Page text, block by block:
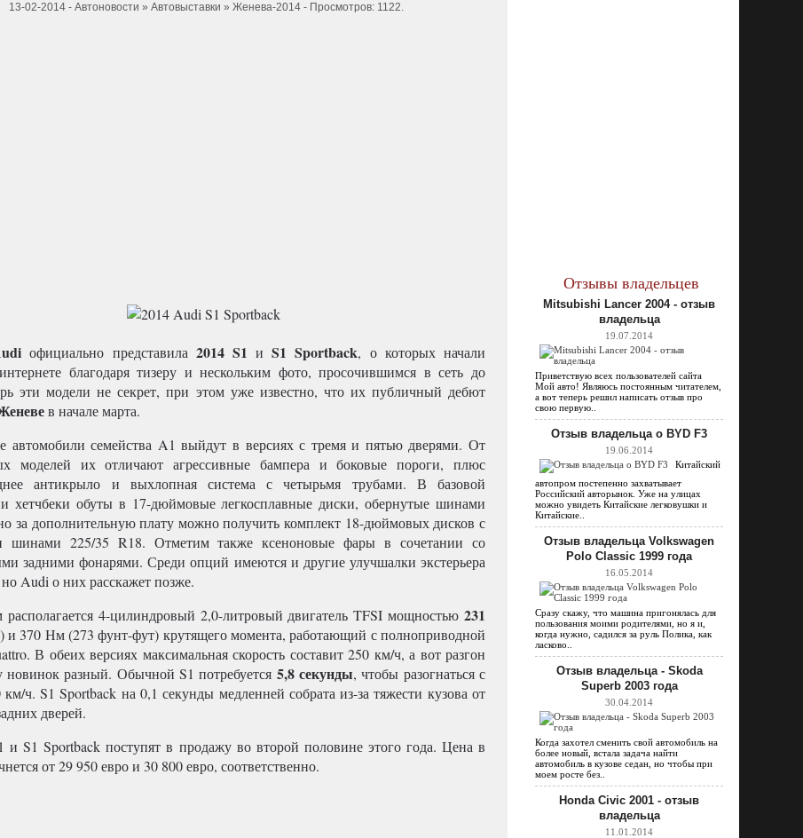
13-02-2014 - Автоновости » Автовыставки » Женева-2014- Просмотров: 1122.
официально представила 2014 S1 иS1 Sportback, о которых начали
благодаря тизеру и нескольким фото, просочившимся в сеть до
эти модели не секрет, при этом уже известно, что их публичный дебют
в начале марта.
автомобили семейства A1 выйдут в версиях с тремя и пятью дверями. От
моделей их отличают агрессивные бампера и боковые пороги, плюс
антикрыло и выхлопная система с четырьмя трубами. В базовой
хетчбеки обуты в 17-дюймовые легкосплавные диски, обернутые шинами
за дополнительную плату можно получить комплект 18-дюймовых дисков с
шинами 225/35 R18. Отметим также ксеноновые фары в сочетании со
задними фонарями. Среди опций имеются и другие улучшалки экстерьера
Audi о них расскажет позже.
4-цилиндровый 2,0-литровый двигатель TFSI мощностью 231
и 370 Нм (273 фунт-фут) крутящего момента, работающий с полноприводной
В обеих версиях максимальная скорость составит 250 км/ч, а вот разгон
новинок разный. Обычной S1 потребуется 5,8 секунды, чтобы разогнаться с
ч. S1 Sportback на 0,1 секунды медленней собрата из-за тяжести кузова от
дверей.
и S1 Sportback поступят в продажу во второй половине этого года. Цена в
от 29 950 евро и 30 800 евро, соответственно.
Отзывы владельцев
Mitsubishi Lancer 2004 - отзыв
владельца
19.07.2014
Приветствую всех пользователей сайта
Мой авто! Являюсь постоянным читателем,
а вот теперь решил написать отзыв про
свою первую..
Отзыв владельца о BYD F3
19.06.2014
Китайский
автопром постепенно захватывает
Российский авторынок. Уже на улицах
можно увидеть Китайские легковушки и
Китайские..
Отзыв владельца Volkswagen
Polo Classic 1999 года
16.05.2014
Сразу скажу, что машина пригонялась для
пользования моими родителями, но я и,
когда нужно, садился за руль Полика, как
ласково..
Отзыв владельца - Skoda
Superb 2003 года
30.04.2014
Когда захотел сменить свой автомобиль на
более новый, встала задача найти
автомобиль в кузове седан, но чтобы при
моем росте без..
Honda Civic 2001 - отзыв
владельца
11.01.2014